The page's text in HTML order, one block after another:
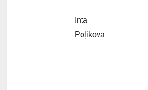
Inta
Poļikova